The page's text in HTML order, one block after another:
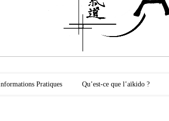
Pratiques Qu’est-ce que l’aïkido ?